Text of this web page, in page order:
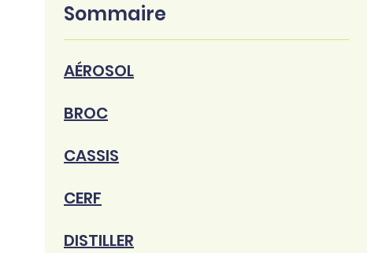
Sommaire
AÉROSOL
BROC
CASSIS
CERF
DISTILLER